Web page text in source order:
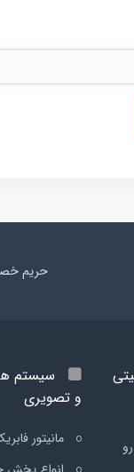
حریم
سیستم
و تصویری
مانیتور